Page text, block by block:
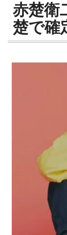
赤楚衛
楚で確